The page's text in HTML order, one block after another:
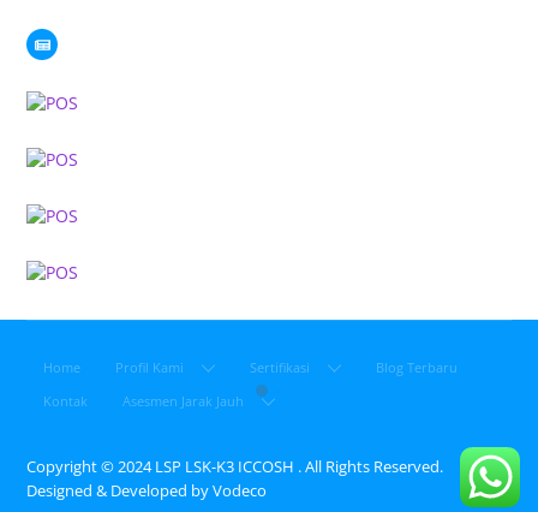
Home Profil Kami Sertifikasi
Blog Terbaru
Kontak
Asesmen Jarak Jauh
Copyright © 2024 LSP LSK-K3 ICCOSH . All Rights Reserved.
Designed & Developed byVodeco